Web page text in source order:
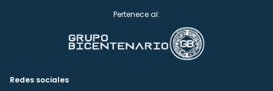
Pertenece al:
Redes sociales